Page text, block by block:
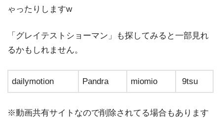
ゃったりしますw
「グレイテストショーマン」も探してみると一部見れ
るかもしれません。
dailymotion Pandra miomio 9tsu
※動画共有サイトなので削除されてる場合もあります